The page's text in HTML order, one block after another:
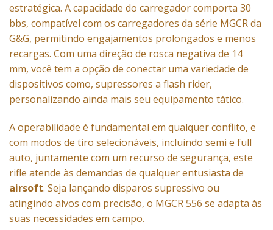
estratégica. A capacidade do carregador comporta 30
bbs, compatível com os carregadores da série MGCR da
G&G, permitindo engajamentos prolongados e menos
recargas. Com uma direção de rosca negativa de 14
mm, você tem a opção de conectar uma variedade de
dispositivos como, supressores a flash rider,
personalizando ainda mais seu equipamento tático.
A operabilidade é fundamental em qualquer conflito, e
com modos de tiro selecionáveis, incluindo semi e full
auto, juntamente com um recurso de segurança, este
rifle atende às demandas de qualquer entusiasta de
airsoft. Seja lançando disparos supressivo ou
atingindo alvos com precisão, o MGCR 556 se adapta às
suas necessidades em campo.